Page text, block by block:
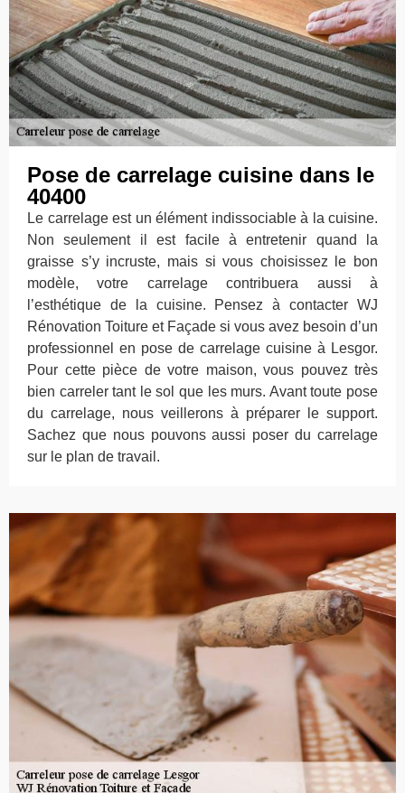
Pose de carrelage cuisine dans le
40400
Le carrelage est un élément indissociable à la cuisine.
Non seulement il est facile à entretenir quand la
graisse s’y incruste, mais si vous choisissez le bon
modèle, votre carrelage contribuera aussi à
l’esthétique de la cuisine. Pensez à contacter WJ
Rénovation Toiture et Façade si vous avez besoin d’un
professionnel en pose de carrelage cuisine à Lesgor.
Pour cette pièce de votre maison, vous pouvez très
bien carreler tant le sol que les murs. Avant toute pose
du carrelage, nous veillerons à préparer le support.
Sachez que nous pouvons aussi poser du carrelage
sur le plan de travail.